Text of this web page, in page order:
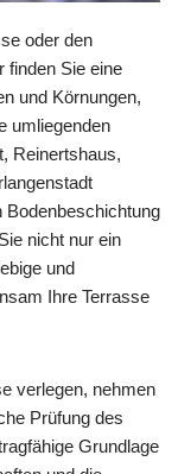
oder den
finden Sie eine
und Körnungen,
umliegenden
Reinertshaus,
Bodenbeschichtung
nicht nur ein
und
Ihre Terrasse
verlegen, nehmen
Prüfung des
Grundlage